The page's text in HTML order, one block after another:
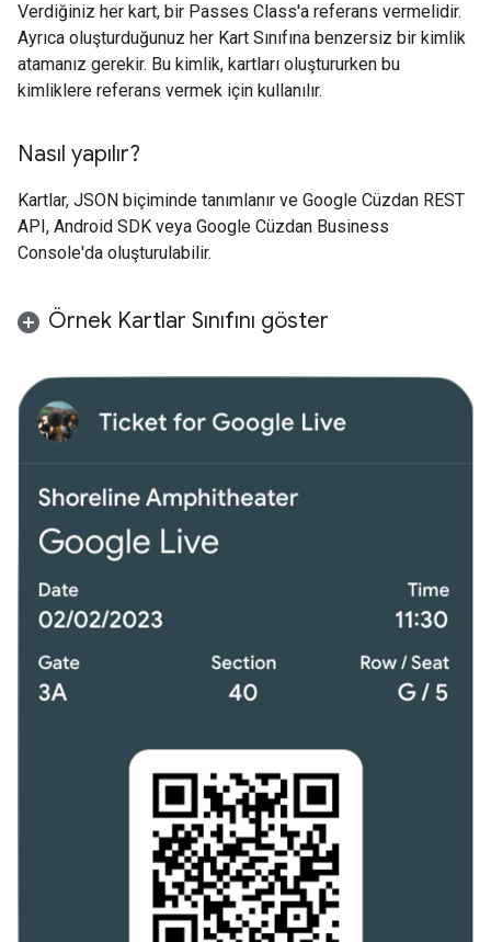
Verdiğiniz her kart, bir Passes Class'a referans vermelidir.
Ayrıca oluşturduğunuz her Kart Sınıfına benzersiz bir kimlik
atamanız gerekir. Bu kimlik, kartları oluştururken bu
kimliklere referans vermek için kullanılır.
Nasıl yapılır?
Kartlar, JSON biçiminde tanımlanır ve Google Cüzdan REST
API, Android SDK veya Google Cüzdan Business
Console'da oluşturulabilir.
Örnek Kartlar Sınıfını göster